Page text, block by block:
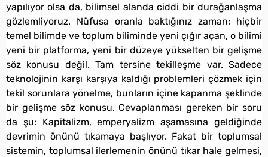
yapılıyor olsa da, bilimsel alanda ciddi bir durağanlaşma
gözlemliyoruz. Nüfusa oranla baktığınız zaman; hiçbir
temel bilimde ve toplum biliminde yeni çığır açan, o bilimi
yeni bir platforma, yeni bir düzeye yükselten bir gelişme
söz konusu değil. Tam tersine tekilleşme var. Sadece
teknolojinin karşı karşıya kaldığı problemleri çözmek için
tekil sorunlara yönelme, bunların içine kapanma şeklinde
bir gelişme söz konusu. Cevaplanması gereken bir soru
da şu: Kapitalizm, emperyalizm aşamasına geldiğinde
devrimin önünü tıkamaya başlıyor. Fakat bir toplumsal
sistemin, toplumsal ilerlemenin önünü tıkar hale gelmesi,